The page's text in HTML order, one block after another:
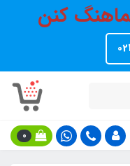
کنن
0